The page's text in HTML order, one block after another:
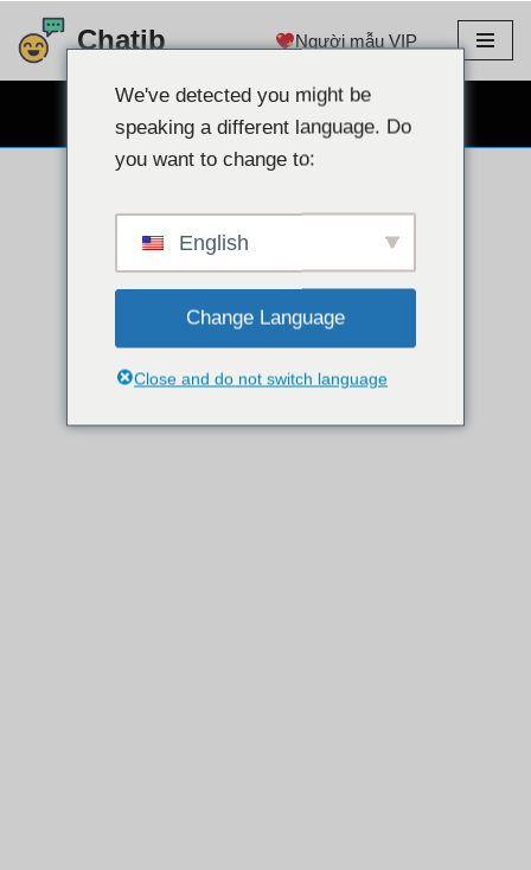
Chuyển
dung
Chatib Người mẫu VIP
TRÒ CHUYỆN WEBCAM MIỄN PHÍ
We've detected you might be
speaking a different language. Do
you want to change to:
English
Change Language
Close and do not switch language